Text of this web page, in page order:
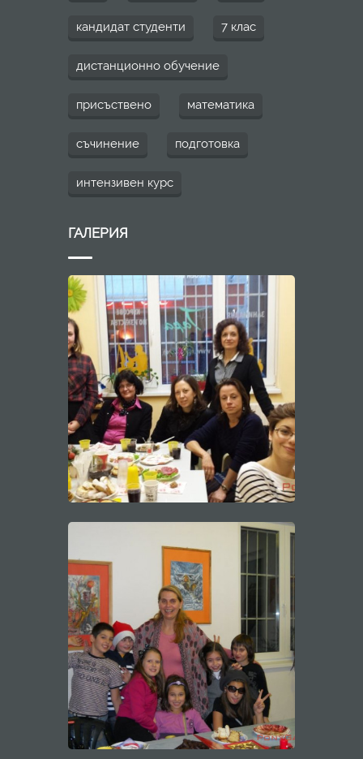
кандидат студенти 7 клас
дистанционно обучение
присъствено математика
съчинение подготовка
интензивен курс
ГАЛЕРИЯ